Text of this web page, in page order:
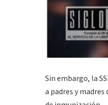
Sin embargo, la
a padres y